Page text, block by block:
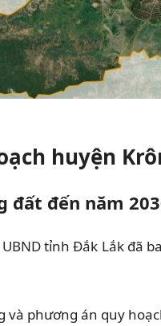
huyện
đất đến năm
tỉnh Đắk Lắk đã
phương án quy